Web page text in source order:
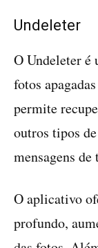
Undeleter
O Undeleter é
fotos
permite
outros tipos
mensagens
O aplicativo
profundo,